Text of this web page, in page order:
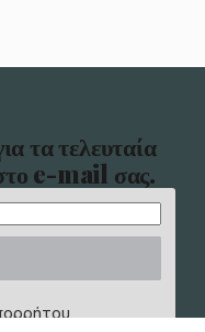
τα τελευταία
e-mail σας.